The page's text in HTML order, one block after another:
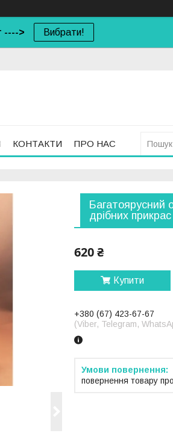
----> Вибрати!
КОНТАКТИ ПРО НАС
Багатоярусний
дрібних
620 ₴
Купити
+380 (67) 423-67-67
(Viber, Telegram,
повернення товару